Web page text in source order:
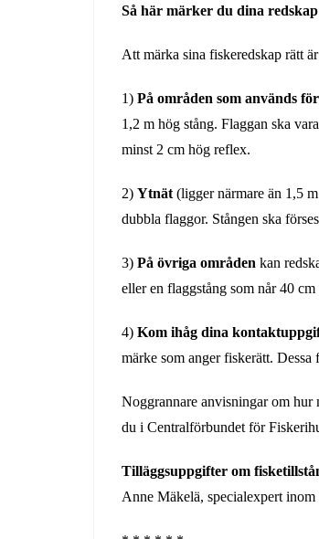
Så här märker du dina
Att märka sina fiskeredskap rätt
1) På områden som används
1,2 m hög stång. Flaggan ska
minst 2 cm hög reflex.
2) Ytnät (ligger närmare än 1,5
dubbla flaggor. Stången ska
3) På övriga områden kan
eller en flaggstång som når 40
4) Kom ihåg dina
märke som anger fiskerätt. Dessa
Noggrannare anvisningar om
du i Centralförbundet för
Tilläggsuppgifter om
Anne Mäkelä, specialexpert